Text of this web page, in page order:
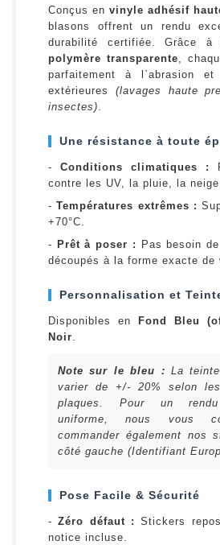
Conçus en vinyle adhésif
blasons offrent un rendu
durabilité certifiée. Grâce à
polymère transparente,
parfaitement à l`abrasion et
extérieures (lavages haute
insectes).
Une résistance à toute
- Conditions climatiques :
contre les UV, la pluie, la
-Températures extrêmes :
+70°C.
- Prêt à poser :
Pas besoin
découpés à la forme exacte de
Personnalisation et
Disponibles en Fond Bleu
Noir.
Note sur le bleu : La
varier de +/- 20% selon
plaques. Pour un rendu
uniforme, nous vous
commander également nos
côté gauche (Identifiant
Pose Facile & Sécurité
-Zéro défaut : Stickers
notice incluse.